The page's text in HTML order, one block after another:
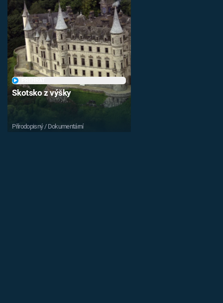
Skotsko z výšky
Přírodopisný / Dokumentární